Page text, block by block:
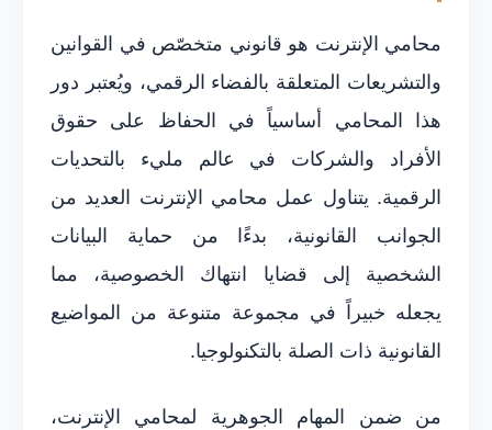
محامي الإنترنت هو قانوني متخصّص في القوانين
والتشريعات المتعلقة بالفضاء الرقمي، ويُعتبر دور
هذا المحامي أساسياً في الحفاظ على حقوق
الأفراد والشركات في عالم مليء بالتحديات
الرقمية. يتناول عمل محامي الإنترنت العديد من
الجوانب القانونية، بدءًا من حماية البيانات
الشخصية إلى قضايا انتهاك الخصوصية، مما
يجعله خبيراً في مجموعة متنوعة من المواضيع
القانونية ذات الصلة بالتكنولوجيا.
من ضمن المهام الجوهرية لمحامي الإنترنت،